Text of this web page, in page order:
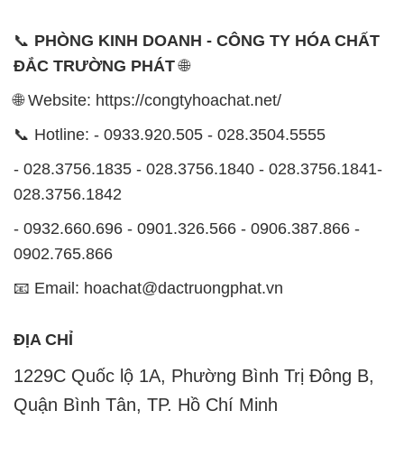
📞 PHÒNG KINH DOANH - CÔNG TY HÓA CHẤT
ĐẮC TRƯỜNG PHÁT🌐
🌐 Website: https://congtyhoachat.net/
📞 Hotline: - 0933.920.505 - 028.3504.5555
- 028.3756.1835 - 028.3756.1840 - 028.3756.1841-
028.3756.1842
- 0932.660.696 - 0901.326.566 - 0906.387.866 -
0902.765.866
📧 Email: hoachat@dactruongphat.vn
ĐỊA CHỈ
1229C Quốc lộ 1A, Phường Bình Trị Đông B,
Quận Bình Tân, TP. Hồ Chí Minh